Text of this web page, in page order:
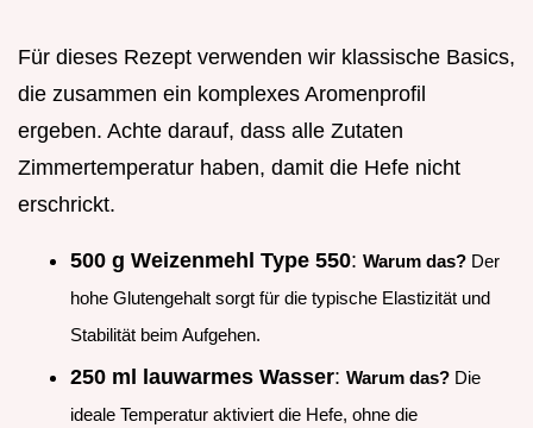
Für dieses Rezept verwenden wir klassische Basics,
die zusammen ein komplexes Aromenprofil
ergeben. Achte darauf, dass alle Zutaten
Zimmertemperatur haben, damit die Hefe nicht
erschrickt.
500 g Weizenmehl Type 550: Warum das? Der
hohe Glutengehalt sorgt für die typische Elastizität und
Stabilität beim Aufgehen.
250 ml lauwarmes Wasser: Warum das? Die
ideale Temperatur aktiviert die Hefe, ohne die